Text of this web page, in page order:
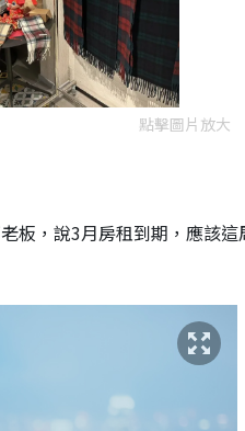
點擊圖片放大
板，說3月房租到期，應該